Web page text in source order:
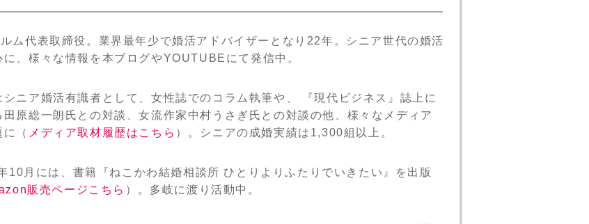
ム代表取締役。業界最年少で婚活アドバイザーとなり22年。シニア世代の婚活
に、様々な情報を本ブログやYOUTUBEにて発信中。
シニア婚活有識者として、女性誌でのコラム執筆や、 『現代ビジネス』誌上に
田原総一朗氏との対談、女流作家中村うさぎ氏との対談の他、様々なメディア
に（ メディア取材履歴はこちら ）。シニアの成婚実績は1,300組以上。
10月には、書籍『ねこかわ結婚相談所 ひとりよりふたりでいきたい』を出版
販売ページこちら ）。多岐に渡り活動中。